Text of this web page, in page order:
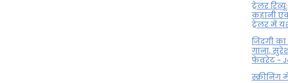
ट्रेलर
कहानी
ट्रेलर में
जिंदगी
गाना,
फेवरेट -
स्क्रीनिंग